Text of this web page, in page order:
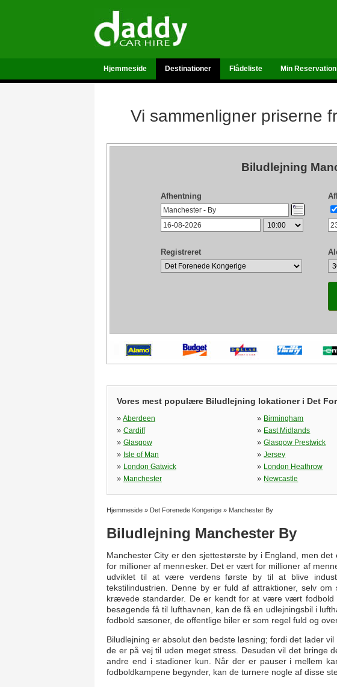
Hjemmeside Destinationer Flådeliste Min Reservation
Vi sammenligner priserne
Biludlejning
Afhentning
Registreret
Vores mest populære Biludlejning lokationer i Det
» Aberdeen » Birmingham
» Cardiff » East Midlands
» Glasgow »Glasgow Prestwick
» Isle of Man »Jersey
» London Gatwick » London Heathrow
» Manchester » Newcastle
Hjemmeside » Det Forenede Kongerige » Manchester By
Biludlejning Manchester By
Manchester City er den sjettestørste by i England, men
for millioner af mennesker. Det er vært for millioner af
udviklet til at være verdens første by til at blive
tekstilindustrien. Denne by er fuld af attraktioner, selv
krævede standarder. De er kendt for at være vært
besøgende få til lufthavnen, kan de få en udlejningsbil i
fodbold sæsoner, de offentlige biler er som regel fuld og
Biludlejning er absolut den bedste løsning; fordi det lader
de er på vej til uden meget stress. Desuden vil det bringe
andre end i stadioner kun. Når der er pauser i mellem
fodboldkampene begynder, kan de turnere nogle af disse